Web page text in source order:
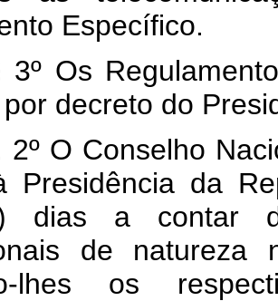
Específico.
Regulamentos
decreto do
Conselho
Presidência da
dias a contar
de natureza
lhes os